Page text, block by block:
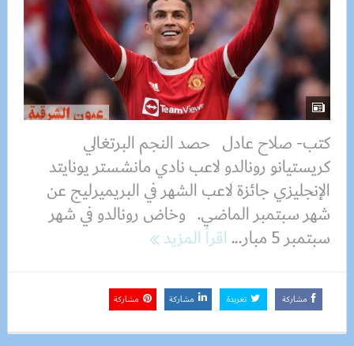
كتب- صلاح عادل حصد النجم البرتغالي
كريستيانو رونالدو لاعب نادي مانشستر يونايتد
الإنجليزي جائزة لاعب الشهر في البريميرليج عن
شهر سبتمبر الماضي. وخاض رونالدو في شهر
سبتمبر 5 مبار...
اقرأ المزيد
مشاركة تغريدة مشاركة مشاركة